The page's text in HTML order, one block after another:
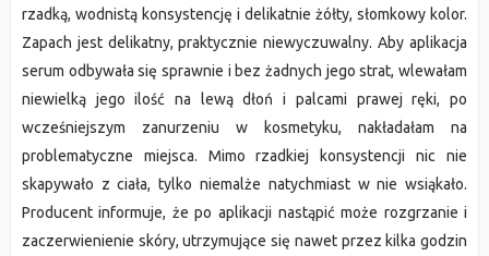
rzadką, wodnistą konsystencję i delikatnie żółty, słomkowy kolor.
Zapach jest delikatny, praktycznie niewyczuwalny. Aby aplikacja
serum odbywała się sprawnie i bez żadnych jego strat, wlewałam
niewielką jego ilość na lewą dłoń i palcami prawej ręki, po
wcześniejszym zanurzeniu w kosmetyku, nakładałam na
problematyczne miejsca. Mimo rzadkiej konsystencji nic nie
skapywało z ciała, tylko niemalże natychmiast w nie wsiąkało.
Producent informuje, że po aplikacji nastąpić może rozgrzanie i
zaczerwienienie skóry, utrzymujące się nawet przez kilka godzin